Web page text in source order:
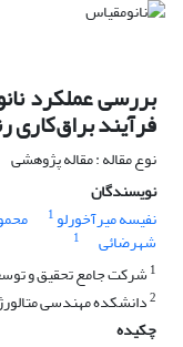
بررسی عملکرد
فرآیند براق‌کاری
نوع مقاله : مقاله پژوهشی
نویسندگان
نفیسه میرآخورلو1
شهرضائی
1
1 شرکت جامع تحقیق و
2دانشکده مهندسی
چکیده